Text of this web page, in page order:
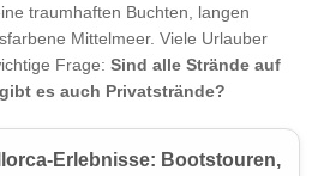
traumhaften Buchten, langen
Mittelmeer. Viele Urlauber
Frage: Sind alle Strände auf
es auch Privatstrände?
Erlebnisse: Bootstouren,